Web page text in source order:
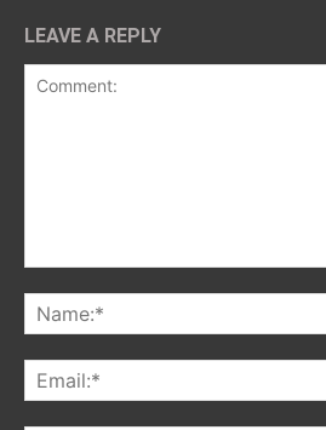
LEAVE A REPLY